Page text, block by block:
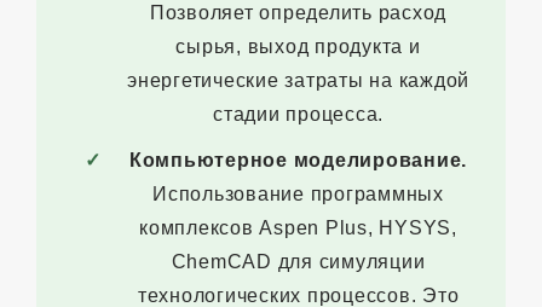
Позволяет определить расход
сырья, выход продукта и
энергетические затраты на каждой
стадии процесса.
Компьютерное моделирование.
Использование программных
комплексов Aspen Plus, HYSYS,
ChemCAD для симуляции
технологических процессов. Это